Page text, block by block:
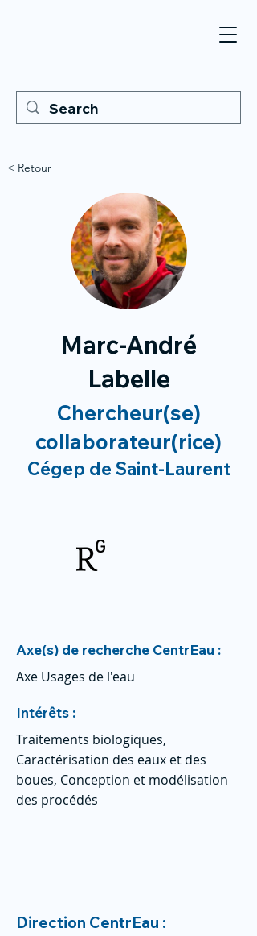
< Retour
Marc-André
Labelle
Chercheur(se)
collaborateur(rice)
Cégep de Saint-Laurent
Axe(s) de recherche CentrEau :
Axe Usages de l'eau
Intérêts :
Traitements biologiques,
Caractérisation des eaux et des
boues, Conception et modélisation
des procédés
Direction CentrEau :